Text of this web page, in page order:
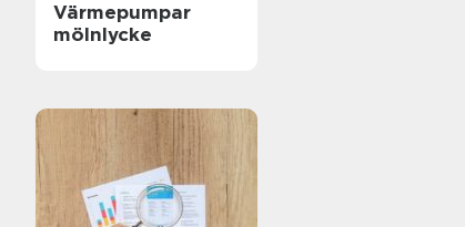
Värmepumpar
mölnlycke